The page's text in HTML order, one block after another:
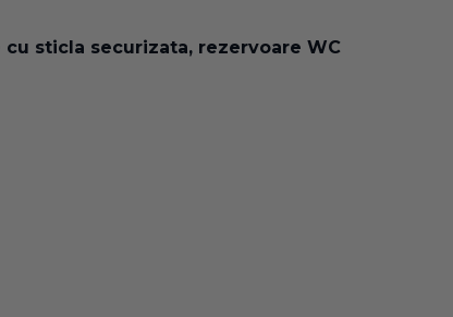
sticla securizata, rezervoare WC